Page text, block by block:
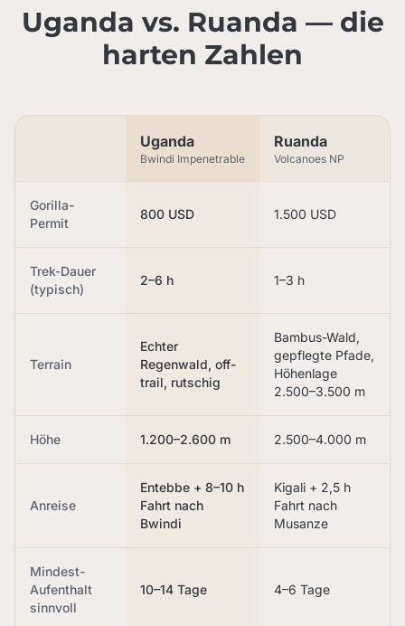
Uganda vs. Ruanda — die
harten Zahlen
Uganda
Bwindi Impenetrable
Ruanda
Volcanoes NP
Gorilla-
Permit
800 USD 1.500 USD
Trek-Dauer
(typisch)
2–6 h 1–3 h
Terrain
Echter
Regenwald, off-
trail, rutschig
Bambus-Wald,
gepflegte Pfade,
Höhenlage
2.500–3.500 m
Höhe 1.200–2.600 m 2.500–4.000 m
Anreise
Entebbe + 8–10 h
Fahrt nach
Bwindi
Kigali + 2,5 h
Fahrt nach
Musanze
Mindest-
Aufenthalt
sinnvoll
10–14 Tage 4–6 Tage